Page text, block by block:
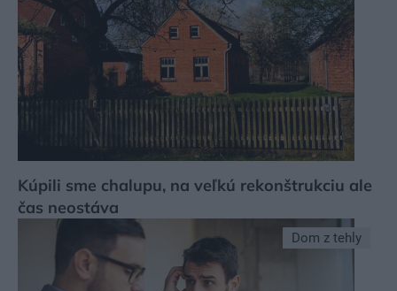
Kúpili sme chalupu, na veľkú rekonštrukciu ale
čas neostáva
Dom z tehly